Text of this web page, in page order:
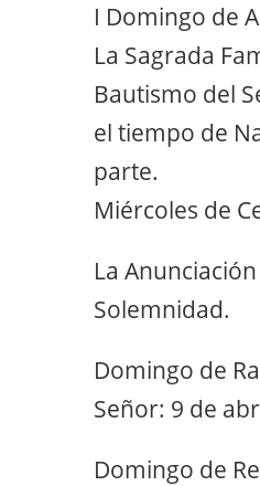
I Domingo de
La Sagrada
Bautismo del
el tiempo de
parte.
Miércoles de
La
Solemnidad.
Domingo de
Señor: 9 de
Domingo de